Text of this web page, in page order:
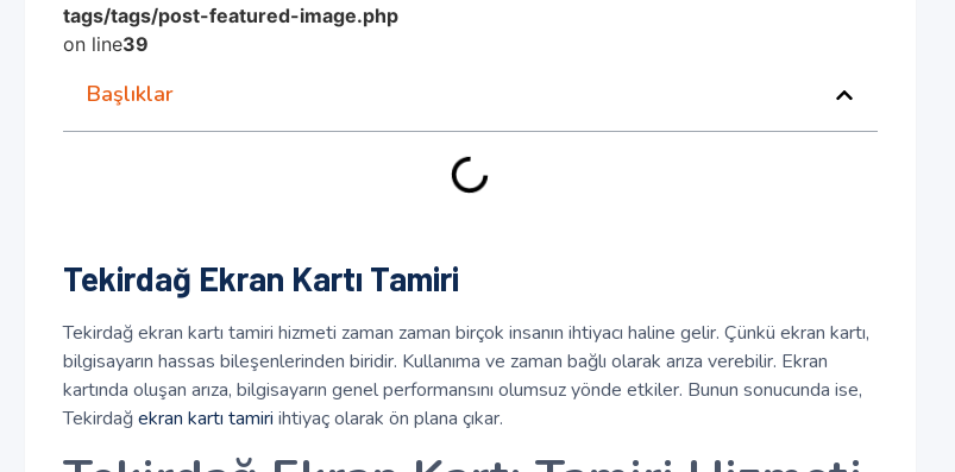
tags/tags/post-featured-image.php
on line39
Başlıklar
Tekirdağ Ekran Kartı Tamiri
Tekirdağ ekran kartı tamiri hizmeti zaman zaman birçok insanın ihtiyacı haline gelir. Çünkü ekran kartı,
bilgisayarın hassas bileşenlerinden biridir. Kullanıma ve zaman bağlı olarak arıza verebilir. Ekran
kartında oluşan arıza, bilgisayarın genel performansını olumsuz yönde etkiler. Bunun sonucunda ise,
Tekirdağekran kartı tamiri ihtiyaç olarak ön plana çıkar.